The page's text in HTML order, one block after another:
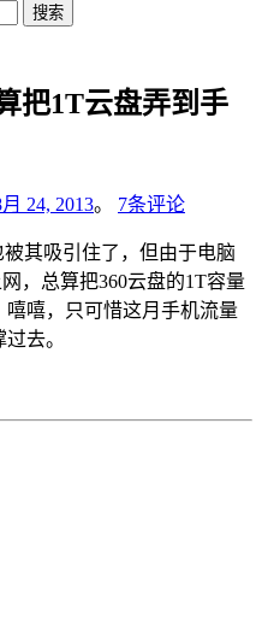
把1T云盘弄到手
24, 2013。 7条评论
其吸引住了，但由于电脑
，总算把360云盘的1T容量
嘻嘻，只可惜这月手机流量
去。